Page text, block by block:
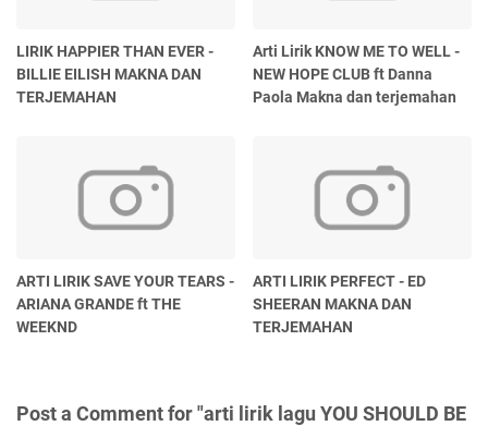
LIRIK HAPPIER THAN EVER -
BILLIE EILISH MAKNA DAN
TERJEMAHAN
Arti Lirik KNOW ME TO WELL -
NEW HOPE CLUB ft Danna
Paola Makna dan terjemahan
ARTI LIRIK SAVE YOUR TEARS -
ARIANA GRANDE ft THE
WEEKND
ARTI LIRIK PERFECT - ED
SHEERAN MAKNA DAN
TERJEMAHAN
Post a Comment for "arti lirik lagu YOU SHOULD BE